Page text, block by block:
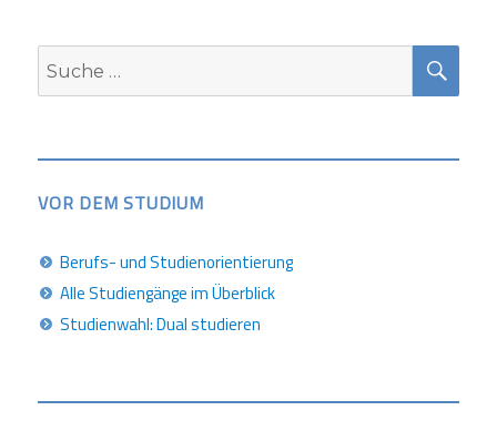
Suche
nach:
VOR DEM STUDIUM
Berufs- und Studienorientierung
Alle Studiengänge im Überblick
Studienwahl: Dual studieren